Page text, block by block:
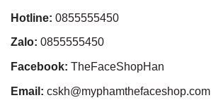
Hotline: 0855555450
Zalo: 0855555450
Facebook: TheFaceShopHan
Email: cskh@myphamthefaceshop.com